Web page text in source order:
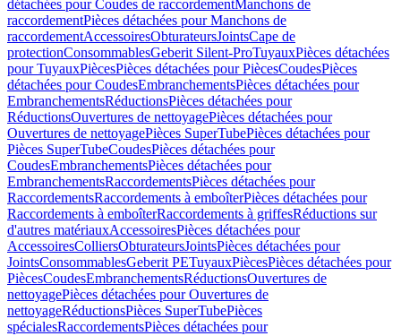
détachées pour Coudes de raccordementManchons de
raccordementPièces détachées pour Manchons de
raccordementAccessoiresObturateursJointsCape de
protectionConsommablesGeberit Silent-ProTuyauxPièces détachées
pour TuyauxPiècesPièces détachées pour PiècesCoudesPièces
détachées pour CoudesEmbranchementsPièces détachées pour
EmbranchementsRéductionsPièces détachées pour
RéductionsOuvertures de nettoyagePièces détachées pour
Ouvertures de nettoyagePièces SuperTubePièces détachées pour
Pièces SuperTubeCoudesPièces détachées pour
CoudesEmbranchementsPièces détachées pour
EmbranchementsRaccordementsPièces détachées pour
RaccordementsRaccordements à emboîterPièces détachées pour
Raccordements à emboîterRaccordements à griffesRéductions sur
d'autres matériauxAccessoiresPièces détachées pour
AccessoiresColliersObturateursJointsPièces détachées pour
JointsConsommablesGeberit PETuyauxPiècesPièces détachées pour
PiècesCoudesEmbranchementsRéductionsOuvertures de
nettoyagePièces détachées pour Ouvertures de
nettoyageRéductionsPièces SuperTubePièces
spécialesRaccordementsPièces détachées pour